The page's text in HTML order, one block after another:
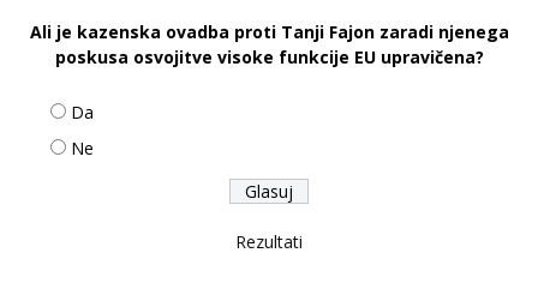
Ali je kazenska ovadba proti Tanji Fajon zaradi njenega
poskusa osvojitve visoke funkcije EU upravičena?
Da
Ne
Rezultati